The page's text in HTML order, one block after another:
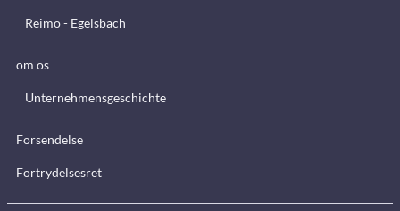
Reimo - Egelsbach
om os
Unternehmensgeschichte
Forsendelse
Fortrydelsesret